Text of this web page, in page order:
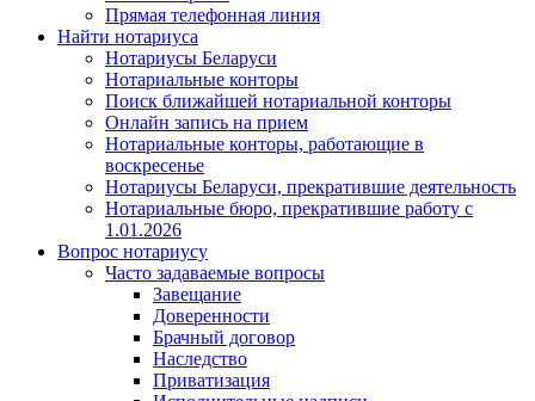
Прямая телефонная линия
Найти нотариуса
Нотариусы Беларуси
Нотариальные конторы
Поиск ближайшей нотариальной конторы
Онлайн запись на прием
Нотариальные конторы, работающие в
воскресенье
Нотариусы Беларуси, прекратившие деятельность
Нотариальные бюро, прекратившие работу с
1.01.2026
Вопрос нотариусу
Часто задаваемые вопросы
Завещание
Доверенности
Брачный договор
Наследство
Приватизация